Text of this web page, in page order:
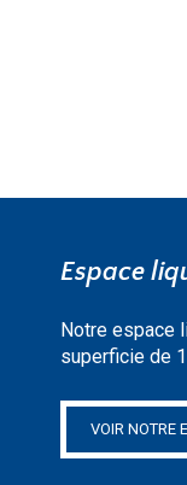
Espace
Notre espace
superficie de
VOIR NOTRE